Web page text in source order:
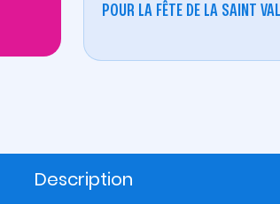
POUR LA FÊTE DE LA SAINT
Description